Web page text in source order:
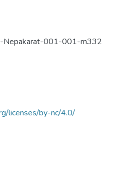
001-001-m332
licenses/by-nc/4.0/